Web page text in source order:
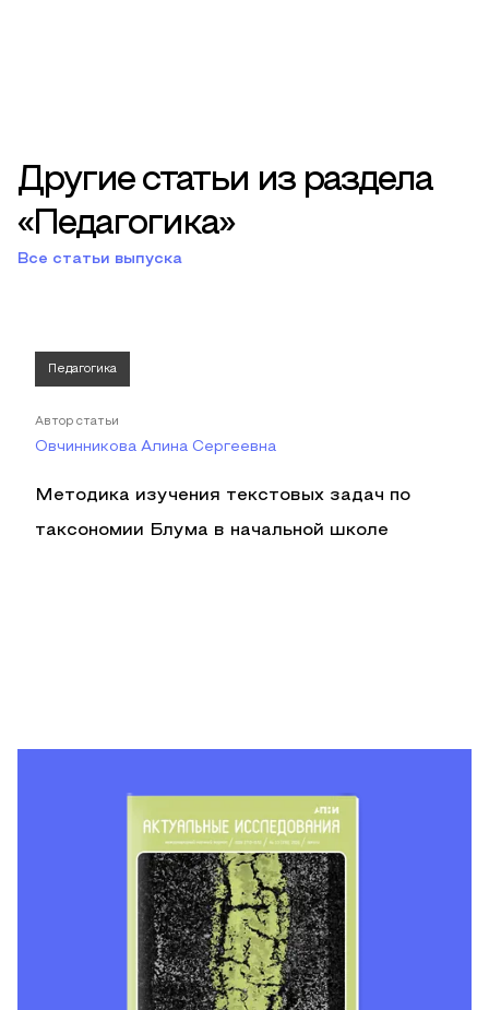
Другие статьи из раздела
«Педагогика»
Все статьи выпуска
Педагогика
Автор статьи
Овчинникова Алина Сергеевна
Методика изучения текстовых задач по
таксономии Блума в начальной школе